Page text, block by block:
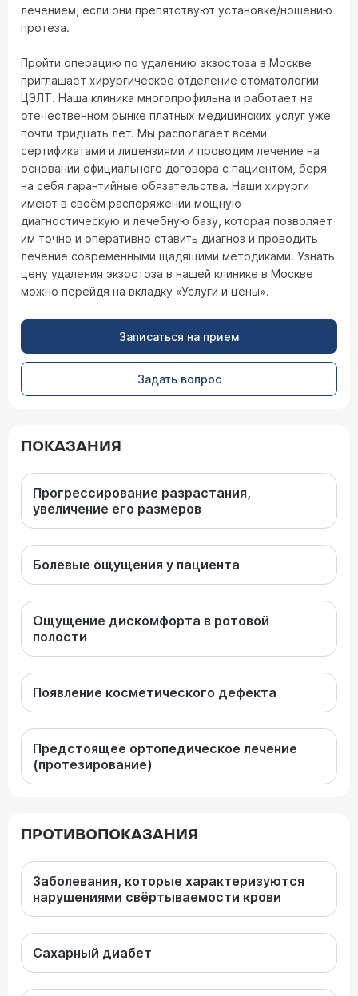
лечением, если они препятствуют установке/ношению
протеза.
Пройти операцию по удалению экзостоза в Москве
приглашает хирургическое отделение стоматологии
ЦЭЛТ. Наша клиника многопрофильна и работает на
отечественном рынке платных медицинских услуг уже
почти тридцать лет. Мы располагает всеми
сертификатами и лицензиями и проводим лечение на
основании официального договора с пациентом, беря
на себя гарантийные обязательства. Наши хирурги
имеют в своём распоряжении мощную
диагностическую и лечебную базу, которая позволяет
им точно и оперативно ставить диагноз и проводить
лечение современными щадящими методиками. Узнать
цену удаления экзостоза в нашей клинике в Москве
можно перейдя на вкладку «Услуги и цены».
Записаться на прием
Задать вопрос
ПОКАЗАНИЯ
Прогрессирование разрастания,
увеличение его размеров
Болевые ощущения у пациента
Ощущение дискомфорта в ротовой
полости
Появление косметического дефекта
Предстоящее ортопедическое лечение
(протезирование)
ПРОТИВОПОКАЗАНИЯ
Заболевания, которые характеризуются
нарушениями свёртываемости крови
Сахарный диабет